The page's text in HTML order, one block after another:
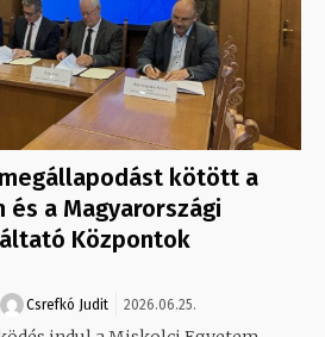
kötött a
és a Magyarországi
Központok
Csrefkó Judit 2026.06.25.